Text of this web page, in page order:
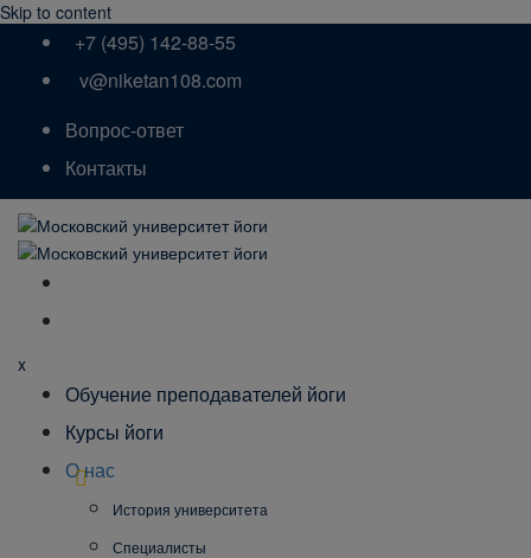
Skip to content
+7 (495) 142-88-55
v@niketan108.com
Вопрос-ответ
Контакты
x
Обучение преподавателей йоги
Курсы йоги
О нас
История университета
Специалисты